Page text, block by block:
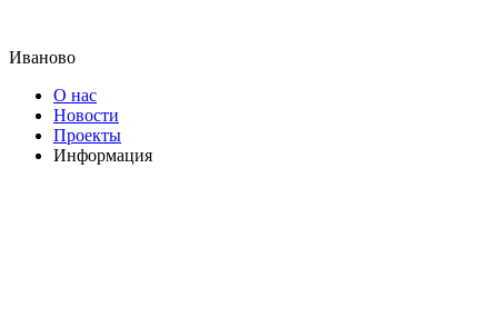
Иваново
О нас
Новости
Проекты
Информация